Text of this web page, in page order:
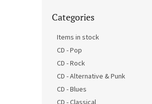
categories
Categories
Items in stock
CD - Pop
CD - Rock
CD - Alternative & Punk
CD - Blues